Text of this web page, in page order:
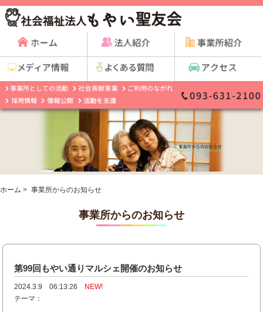
ホーム > 事業所からのお知らせ
事業所からのお知らせ
第99回もやい通りマルシェ開催のお知らせ
2024.3.9 06:13:26
NEW!
テーマ：